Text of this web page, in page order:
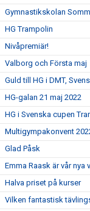
Gymnastikskolan
HG Trampolin
Nivåpremiär!
Valborg och Första maj
Guld till HG i DMT,
HG-galan 21 maj 2022
HG i Svenska cupen
Multigympakonvent
Glad Påsk
Emma Raask är vår
Halva priset på kurser
Vilken fantastisk